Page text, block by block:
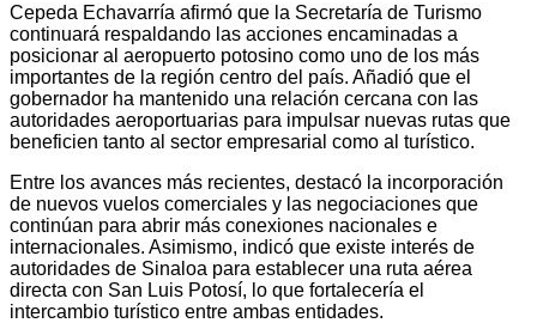
Cepeda Echavarría afirmó que la Secretaría de Turismo
continuará respaldando las acciones encaminadas a
posicionar al aeropuerto potosino como uno de los más
importantes de la región centro del país. Añadió que el
gobernador ha mantenido una relación cercana con las
autoridades aeroportuarias para impulsar nuevas rutas que
beneficien tanto al sector empresarial como al turístico.
Entre los avances más recientes, destacó la incorporación
de nuevos vuelos comerciales y las negociaciones que
continúan para abrir más conexiones nacionales e
internacionales. Asimismo, indicó que existe interés de
autoridades de Sinaloa para establecer una ruta aérea
directa con San Luis Potosí, lo que fortalecería el
intercambio turístico entre ambas entidades.